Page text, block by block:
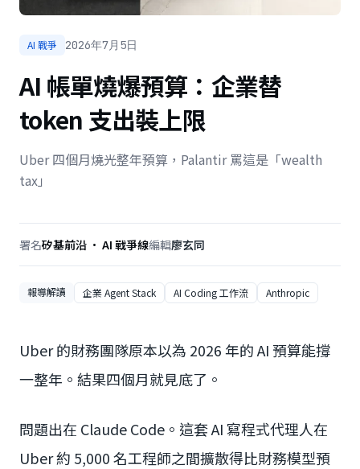
AI 戰爭 2026年7月5日
AI 帳單燒爆預算：企業替
token 支出裝上限
Uber 四個月燒光整年預算，Palantir 罵這是「wealth
tax」
署名矽基前沿 · AI 戰爭線編輯廖玄同
報導解讀 企業 Agent Stack AI Coding 工作流 Anthropic
Uber 的財務團隊原本以為 2026 年的 AI 預算能撐
一整年。結果四個月就見底了。
問題出在 Claude Code。這套 AI 寫程式代理人在
Uber 約 5,000 名工程師之間擴散得比財務模型預